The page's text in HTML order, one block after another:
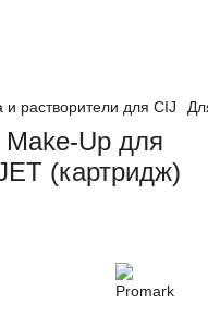
и растворители для CIJ
Make-Up для
(картридж)